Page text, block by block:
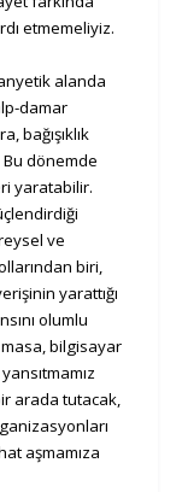
etmemeliyiz.
alanda
damar
bağışıklık
dönemde
yaratabilir.
ve
biri,
yarattığı
olumlu
bilgisayar
arada tutacak,
aşmamıza